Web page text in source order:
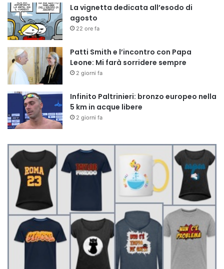
La vignetta dedicata all’esodo di
agosto
22 ore fa
Patti Smith e l’incontro con Papa
Leone: Mi farà sorridere sempre
2 giorni fa
Infinito Paltrinieri: bronzo europeo nella
5 km in acque libere
2 giorni fa